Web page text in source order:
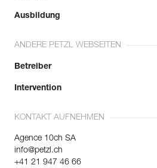
Ausbildung
ANDERE PETZL WEBSEITEN
Betreiber
Intervention
KONTAKT AUFNEHMEN
Agence 10ch SA
info@petzl.ch
+41 21 947 46 66